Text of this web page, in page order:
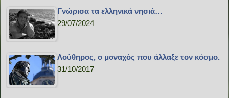
Γνώρισα τα ελληνικά νησιά…
29/07/2024
Λούθηρος, ο μοναχός που άλλαξε τον κόσμο.
31/10/2017